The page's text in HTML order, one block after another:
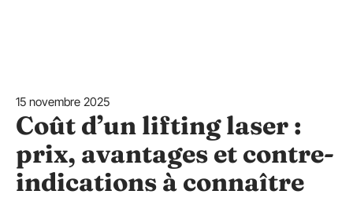
15 novembre 2025
Coût d’un lifting laser :
prix, avantages et contre-
indications à connaître